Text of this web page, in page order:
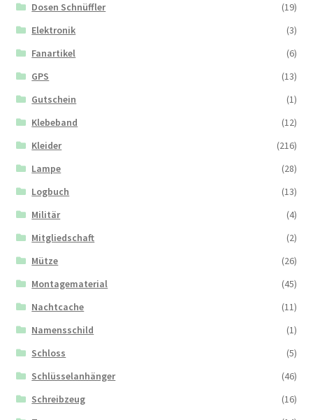
Dosen Schnüffler
(19)
Elektronik
(3)
Fanartikel
(6)
GPS
(13)
Gutschein
(1)
Klebeband
(12)
Kleider
(216)
Lampe
(28)
Logbuch
(13)
Militär
(4)
Mitgliedschaft
(2)
Mütze
(26)
Montagematerial
(45)
Nachtcache
(11)
Namensschild
(1)
Schloss
(5)
Schlüsselanhänger
(46)
Schreibzeug
(16)